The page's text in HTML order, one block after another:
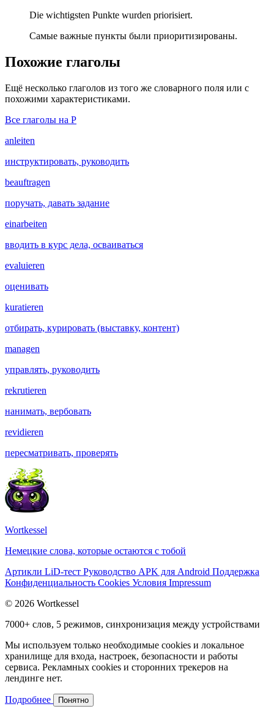
Die wichtigsten Punkte wurden priorisiert.
Самые важные пункты были приоритизированы.
Похожие глаголы
Ещё несколько глаголов из того же словарного поля или с
похожими характеристиками.
Все глаголы на P
anleiten
инструктировать, руководить
beauftragen
поручать, давать задание
einarbeiten
вводить в курс дела, осваиваться
evaluieren
оценивать
kuratieren
отбирать, курировать (выставку, контент)
managen
управлять, руководить
rekrutieren
нанимать, вербовать
revidieren
пересматривать, проверять
Wortkessel
Немецкие слова, которые остаются с тобой
Артикли LiD-тест Руководство APK для Android Поддержка
Конфиденциальность Cookies Условия Impressum
© 2026 Wortkessel
7000+ слов, 5 режимов, синхронизация между устройствами
Мы используем только необходимые cookies и локальное
хранилище для входа, настроек, безопасности и работы
сервиса. Рекламных cookies и сторонних трекеров на
лендинге нет.
Подробнее Понятно